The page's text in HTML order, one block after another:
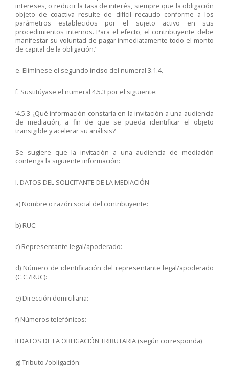
intereses, o reducir la tasa de interés, siempre que la obligación
objeto de coactiva resulte de difícil recaudo conforme a los
parámetros establecidos por el sujeto activo en sus
procedimientos internos. Para el efecto, el contribuyente debe
manifestar su voluntad de pagar inmediatamente todo el monto
de capital de la obligación.’
e. Elimínese el segundo inciso del numeral 3.1.4.
f. Sustitúyase el numeral 4.5.3 por el siguiente:
‘4.5.3 ¿Qué información constaría en la invitación a una audiencia
de mediación, a fin de que se pueda identificar el objeto
transigible y acelerar su análisis?
Se sugiere que la invitación a una audiencia de mediación
contenga la siguiente información:
I. DATOS DEL SOLICITANTE DE LA MEDIACIÓN
a) Nombre o razón social del contribuyente:
b) RUC:
c) Representante legal/apoderado:
d) Número de identificación del representante legal/apoderado
(C.C./RUC):
e) Dirección domiciliaria:
f) Números telefónicos:
II DATOS DE LA OBLIGACIÓN TRIBUTARIA (según corresponda)
g) Tributo /obligación: